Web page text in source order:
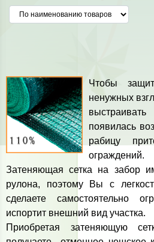
Чтобы
ненужных
появилась
рабицу
ограждений.
Затеняющая сетка на забор
рулона, поэтому Вы с
сделаете самостоятельно
испортит внешний вид участка.
Приобретая затеняющую